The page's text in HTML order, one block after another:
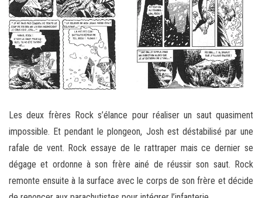
Les deux frères Rock s’élance pour réaliser un saut quasiment
impossible. Et pendant le plongeon, Josh est déstabilisé par une
rafale de vent. Rock essaye de le rattraper mais ce dernier se
dégage et ordonne à son frère ainé de réussir son saut. Rock
remonte ensuite à la surface avec le corps de son frère et décide